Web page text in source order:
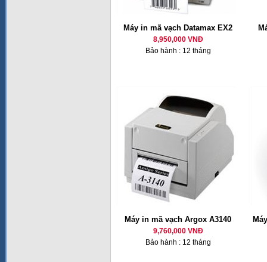
Máy in mã vạch Datamax EX2
8,950,000 VNĐ
Bảo hành : 12 tháng
Máy in mã vạch Argox A3140
9,760,000 VNĐ
Bảo hành : 12 tháng